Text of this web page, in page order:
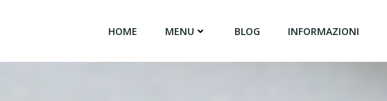
HOME MENU BLOG INFORMAZIONI